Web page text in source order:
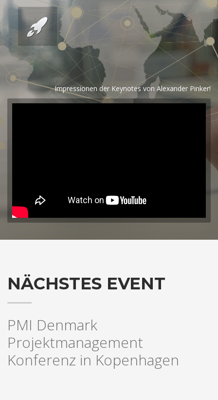
Impressionen der Keynotes von Alexander Pinker!
NÄCHSTES EVENT
PMI Denmark
Projektmanagement
Konferenz in Kopenhagen